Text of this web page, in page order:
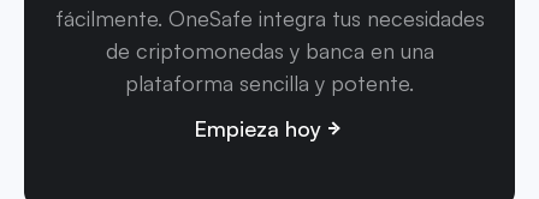
fácilmente. OneSafe integra tus necesidades
de criptomonedas y banca en una
plataforma sencilla y potente.
Empieza hoy